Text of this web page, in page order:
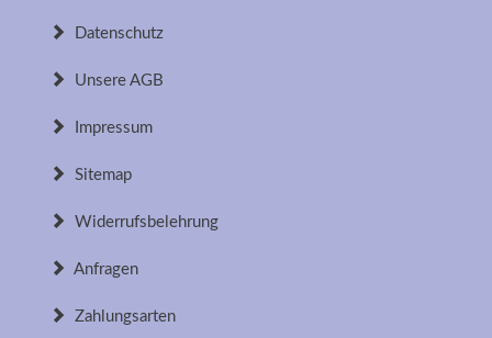
Datenschutz
Unsere AGB
Impressum
Sitemap
Widerrufsbelehrung
Anfragen
Zahlungsarten